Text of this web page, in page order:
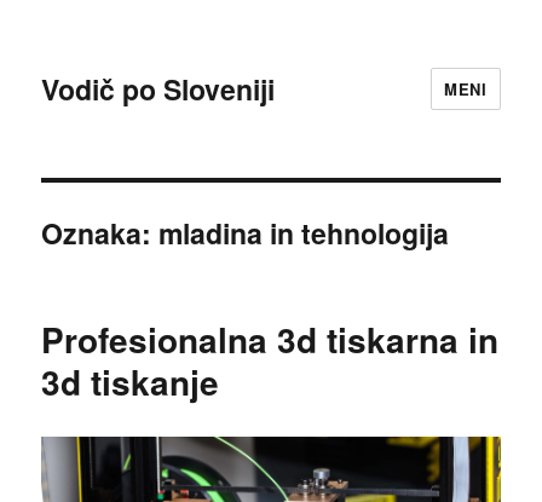
Vodič po Sloveniji MENI
Oznaka: mladina in tehnologija
Profesionalna 3d tiskarna in
3d tiskanje